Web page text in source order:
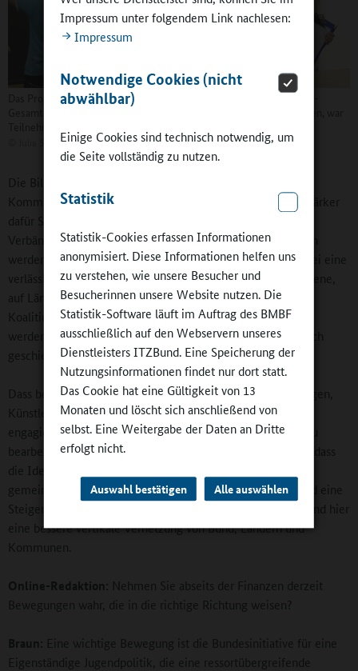
Impressum unter folgendem Link nachlesen:
Impressum
Notwendige Cookies (nicht
abwählbar)
Einige Cookies sind technisch notwendig, um
die Seite vollständig zu nutzen.
Statistik
Statistik-Cookies erfassen Informationen
anonymisiert. Diese Informationen helfen uns
zu verstehen, wie unsere Besucher und
Besucherinnen unsere Website nutzen. Die
Statistik-Software läuft im Auftrag des BMBF
ausschließlich auf den Webservern unseres
Dienstleisters ITZBund. Eine Speicherung der
Nutzungsinformationen findet nur dort statt.
Das Cookie hat eine Gültigkeit von 13
Monaten und löscht sich anschließend von
selbst. Eine Weitergabe der Daten an Dritte
erfolgt nicht.
Auswahl bestätigen Alle auswählen
Das Projekt „Pinselklang“, eine Kooperation der Bertha-von-Suttner-
Gesamtschule Siegen und des Museums für Gegenwartskunst Siegen, war
Julia Schumann
Die Bildungslandschaften werden hauptsächlich durch die
Kommunen gesteuert und ausgestaltet. Hier müssten wir stärker
dafür Sorge tragen, dass die zivilgesellschaftlichen Partner,
Verbände, Initiativen vor Ort oder Elternvereine einbezogen
werden. Neben einer Projektfinanzierung brauchen wir dabei eine
verlässliche Förderung für Infrastruktur auf kommunaler Ebene,
auf Länderebene, aber auch auf Bundesebene. Der
Koalitionsvertrag schildert dies als wünschenswert, und wir
werden darauf achten und uns dafür einsetzen, dass dies auch
geschieht.
Dass beispielsweise Kulturpädagoginnen und Kulturpädagogen,
Künstlerinnen und Künstler, die sich in diesem Bereich
engagieren, keine verlässliche Vergütung erhalten, ist ein zu
bearbeitendes Problem. Es ist zugleich ein Symptom dafür, dass
die Idee einer kooperativen Ganztagsbildung noch nicht
gemeinsam umgesetzt worden ist. Es braucht ganz dringend eine
Steigerung der Ausgaben in den Ländern und Kommunen und hier
eine bessere vertikale Vernetzung von Bund, Ländern und
Kommunen.
Online-Redaktion: Nehmen Sie abseits der Finanzen derzeit
Bewegungen wahr, die in die richtige Richtung weisen?
Braun: Eine wichtige Bewegung ist die Bundesinitiative für eine
Eigenständige Jugendpolitik, die eine ressortübergreifende